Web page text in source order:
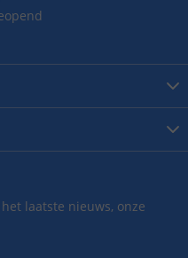
laatste nieuws, onze